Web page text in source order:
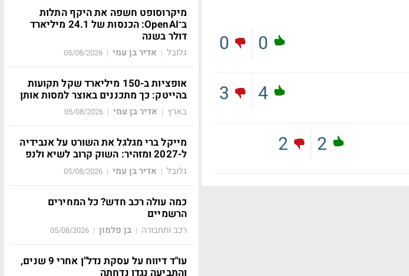
0
0
4
3
2
2
מיקרוסופט חשפה את היקף התלות
ב־OpenAI: הכנסות של 24.1 מיליארד
דולר בשנה
גלובל | אדיר בן עמי |
05/08/2026
אופציות ב-150 מיליארד שקל תקועות
בהייטק: כך מתכננים באוצר למסות אותן
בארץ | אדיר בן עמי |
05/08/2026
מייקל ברי מגלגל את השורט על אנבידיה
ל-2027 ומזהיר: השוק קרוב לשיא ולנפ
גלובל | אדיר בן עמי |
05/08/2026
כמה עולה רכב חדש? כל המחירים
הרשמיים
רכב ותחבורה | בן פלמון |
05/08/2026
עו"ד דיווח על עסקת נדל"ן אחרי 9 שנים,
והתביעה נגדו נדחתה